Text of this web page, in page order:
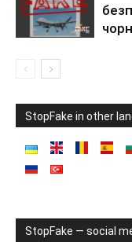
StopFake in other
StopFake — social